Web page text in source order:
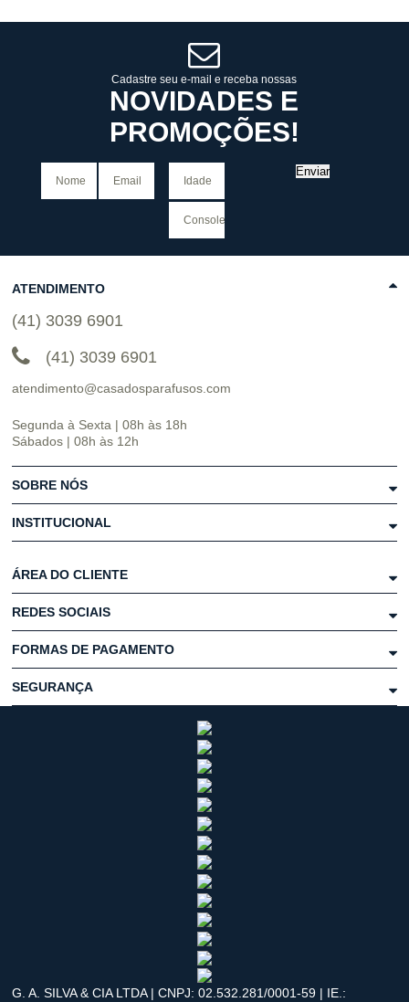
Cadastre seu e-mail e receba nossas
NOVIDADES E
PROMOÇÕES!
Enviar
ATENDIMENTO
(41) 3039 6901
(41) 3039 6901
atendimento@casadosparafusos.com
Segunda à Sexta | 08h às 18h
Sábados | 08h às 12h
SOBRE NÓS
INSTITUCIONAL
ÁREA DO CLIENTE
REDES SOCIAIS
FORMAS DE PAGAMENTO
SEGURANÇA
G. A. SILVA & CIA LTDA | CNPJ: 02.532.281/0001-59 | IE.: